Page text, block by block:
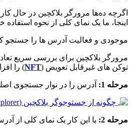
اگرچه ده‌ها مرورگر بلاکچین در حال
اینجا، ما یک نمای کلی از نحوه
موجودی و فعالیت آدرس ها را جستجو
مرورگر بلاکچین برای بررسی سریع
توکن های غیرقابل تعویض (NFT) را
مرحله 1: آدرس را در نوار جستجوی
مرحله 2: با این کار یک نمای کلی از